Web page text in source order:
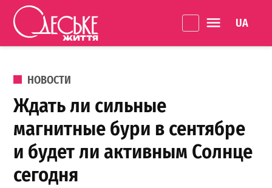
Перейти к содержанию
життя
ОПУБЛИКОВАНО В
НОВОСТИ
Ждать ли сильные
магнитные бури в сентябре
и будет ли активным Солнце
сегодня